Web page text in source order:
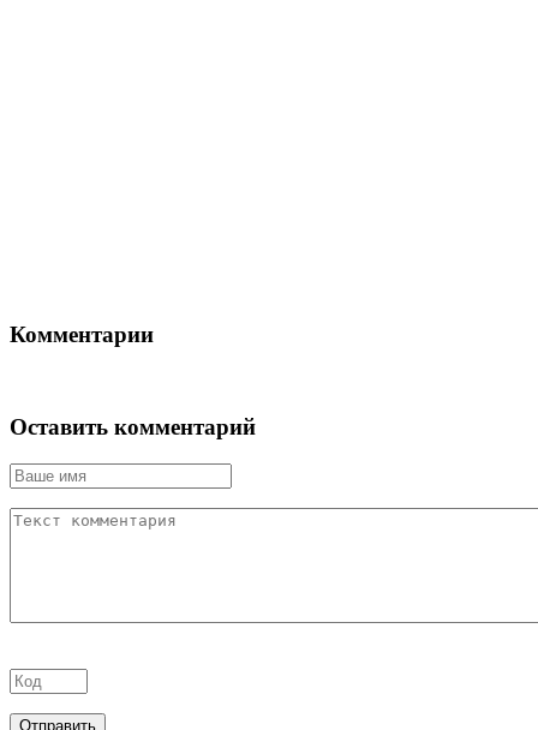
Комментарии
Оставить комментарий